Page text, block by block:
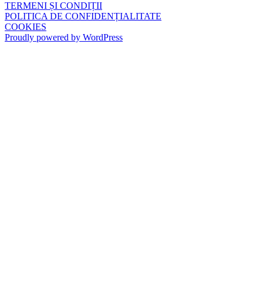
TERMENI ȘI CONDIȚII
POLITICA DE CONFIDENȚIALITATE
COOKIES
Proudly powered by WordPress